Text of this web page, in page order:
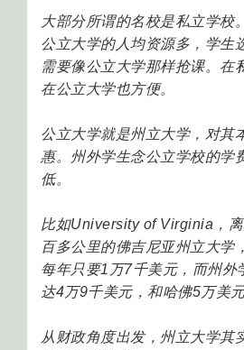
大部分所谓的名校是私立学校
公立大学的人均资源多，学生
需要像公立大学那样抢课。在
在公立大学也方便。
公立大学就是州立大学，对其
惠。州外学生念公立学校的学
低。
比如University of Virginia，
百多公里的佛吉尼亚州立大学
每年只要1万7千美元，而州外
达4万9千美元，和哈佛5万美
从财政角度出发，州立大学其